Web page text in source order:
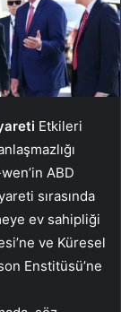
Etkileri
ABD
sırasında
ev sahipliği
ve Küresel
Enstitüsü’ne